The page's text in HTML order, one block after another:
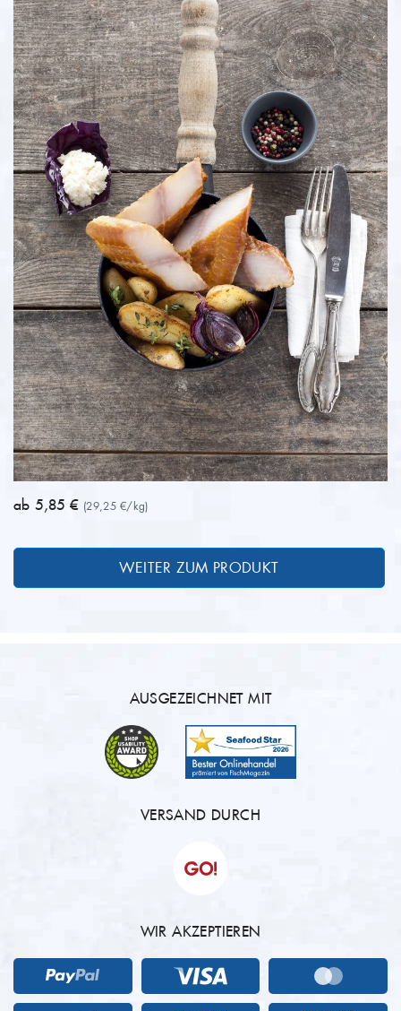
ab 5,85 € (29,25 €/kg)
WEITER ZUM PRODUKT
AUSGEZEICHNET MIT
VERSAND DURCH
WIR AKZEPTIEREN